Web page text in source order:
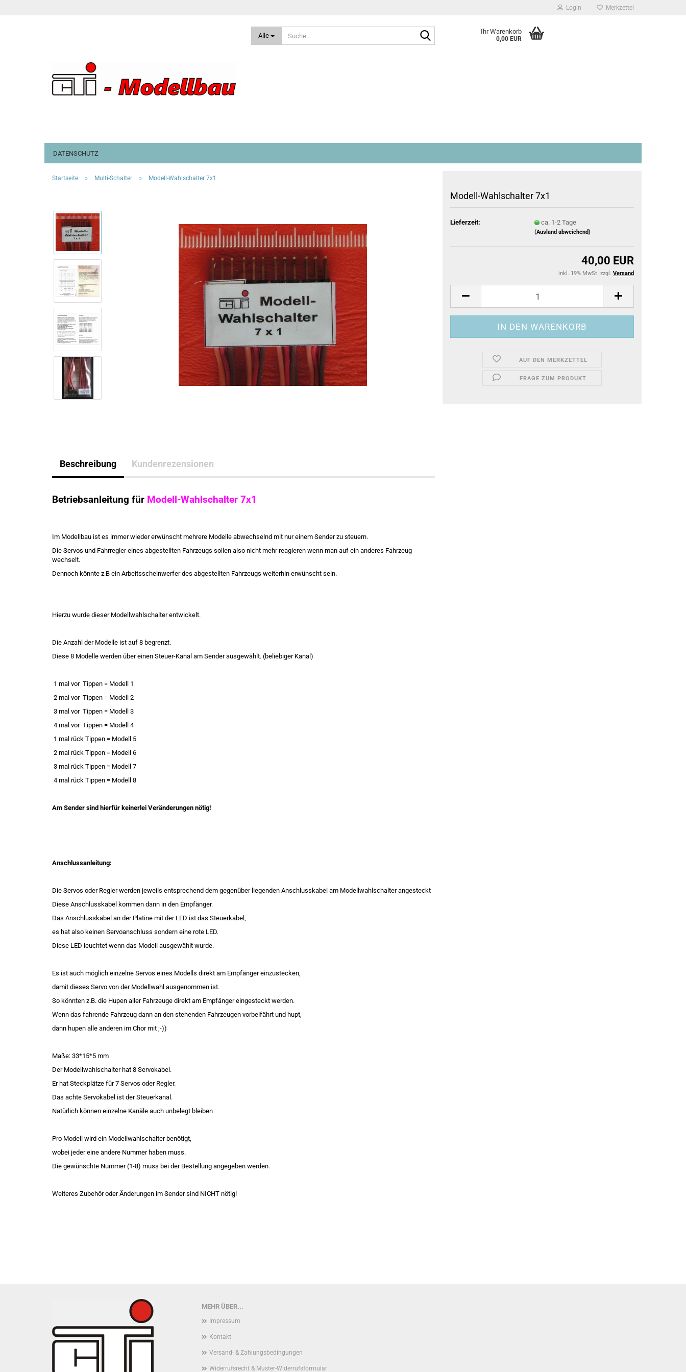
Login Merkzettel
Alle
Ihr Warenkorb
0,00 EUR
DATENSCHUTZ
Startseite » Multi-Schalter » Modell-Wahlschalter 7x1
Modell-Wahlschalter 7x1
Lieferzeit: ca. 1-2 Tage
(Ausland abweichend)
40,00 EUR
inkl. 19% MwSt. zzgl. Versand
AUF DEN MERKZETTEL
FRAGE ZUM PRODUKT
Beschreibung Kundenrezensionen
Betriebsanleitung für Modell-Wahlschalter 7x1
Im Modellbau ist es immer wieder erwünscht mehrere Modelle abwechselnd mit nur einem Sender zu steuern.
Die Servos und Fahrregler eines abgestellten Fahrzeugs sollen also nicht mehr reagieren wenn man auf ein anderes Fahrzeug
wechselt.
Dennoch könnte z.B ein Arbeitsscheinwerfer des abgestellten Fahrzeugs weiterhin erwünscht sein.
Hierzu wurde dieser Modellwahlschalter entwickelt.
Die Anzahl der Modelle ist auf 8 begrenzt.
Diese 8 Modelle werden über einen Steuer-Kanal am Sender ausgewählt. (beliebiger Kanal)
1 mal vor Tippen = Modell 1
2 mal vor Tippen = Modell 2
3 mal vor Tippen = Modell 3
4 mal vor Tippen = Modell 4
1 mal rück Tippen = Modell 5
2 mal rück Tippen = Modell 6
3 mal rück Tippen = Modell 7
4 mal rück Tippen = Modell 8
Am Sender sind hierfür keinerlei Veränderungen nötig!
Anschlussanleitung:
Die Servos oder Regler werden jeweils entsprechend dem gegenüber liegenden Anschlusskabel am Modellwahlschalter angesteckt
Diese Anschlusskabel kommen dann in den Empfänger.
Das Anschlusskabel an der Platine mit der LED ist das Steuerkabel,
es hat also keinen Servoanschluss sondern eine rote LED.
Diese LED leuchtet wenn das Modell ausgewählt wurde.
Es ist auch möglich einzelne Servos eines Modells direkt am Empfänger einzustecken,
damit dieses Servo von der Modellwahl ausgenommen ist.
So könnten z.B. die Hupen aller Fahrzeuge direkt am Empfänger eingesteckt werden.
Wenn das fahrende Fahrzeug dann an den stehenden Fahrzeugen vorbeifährt und hupt,
dann hupen alle anderen im Chor mit ;-))
Maße: 33*15*5 mm
Der Modellwahlschalter hat 8 Servokabel.
Er hat Steckplätze für 7 Servos oder Regler.
Das achte Servokabel ist der Steuerkanal.
Natürlich können einzelne Kanäle auch unbelegt bleiben
Pro Modell wird ein Modellwahlschalter benötigt,
wobei jeder eine andere Nummer haben muss.
Die gewünschte Nummer (1-8) muss bei der Bestellung angegeben werden.
Weiteres Zubehör oder Änderungen im Sender sind NICHT nötig!
MEHR ÜBER...
Impressum
Kontakt
Versand- & Zahlungsbedingungen
Widerrufsrecht & Muster-Widerrufsformular